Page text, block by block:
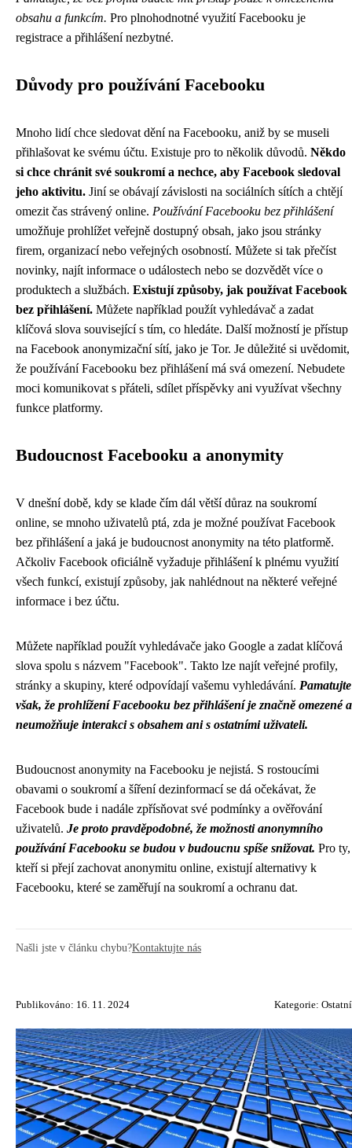
obsahu a funkcím. Pro plnohodnotné využití Facebooku je
registrace a přihlášení nezbytné.
Důvody pro používání Facebooku
Mnoho lidí chce sledovat dění na Facebooku, aniž by se museli
přihlašovat ke svému účtu. Existuje pro to několik důvodů. Někdo
si chce chránit své soukromí a nechce, aby Facebook sledoval
jeho aktivitu. Jiní se obávají závislosti na sociálních sítích a chtějí
omezit čas strávený online. Používání Facebooku bez přihlášení
umožňuje prohlížet veřejně dostupný obsah, jako jsou stránky
firem, organizací nebo veřejných osobností. Můžete si tak přečíst
novinky, najít informace o událostech nebo se dozvědět více o
produktech a službách. Existují způsoby, jak používat Facebook
bez přihlášení. Můžete například použít vyhledávač a zadat
klíčová slova související s tím, co hledáte. Další možností je přístup
na Facebook anonymizační sítí, jako je Tor. Je důležité si uvědomit,
že používání Facebooku bez přihlášení má svá omezení. Nebudete
moci komunikovat s přáteli, sdílet příspěvky ani využívat všechny
funkce platformy.
Budoucnost Facebooku a anonymity
V dnešní době, kdy se klade čím dál větší důraz na soukromí
online, se mnoho uživatelů ptá, zda je možné používat Facebook
bez přihlášení a jaká je budoucnost anonymity na této platformě.
Ačkoliv Facebook oficiálně vyžaduje přihlášení k plnému využití
všech funkcí, existují způsoby, jak nahlédnout na některé veřejné
informace i bez účtu.
Můžete například použít vyhledávače jako Google a zadat klíčová
slova spolu s názvem "Facebook". Takto lze najít veřejné profily,
stránky a skupiny, které odpovídají vašemu vyhledávání. Pamatujte
však, že prohlížení Facebooku bez přihlášení je značně omezené a
neumožňuje interakci s obsahem ani s ostatními uživateli.
Budoucnost anonymity na Facebooku je nejistá. S rostoucími
obavami o soukromí a šíření dezinformací se dá očekávat, že
Facebook bude i nadále zpřísňovat své podmínky a ověřování
uživatelů. Je proto pravděpodobné, že možnosti anonymního
používání Facebooku se budou v budoucnu spíše snižovat. Pro ty,
kteří si přejí zachovat anonymitu online, existují alternativy k
Facebooku, které se zaměřují na soukromí a ochranu dat.
Našli jste v článku chybu?Kontaktujte nás
Publikováno: 16. 11. 2024 Kategorie: Ostatní